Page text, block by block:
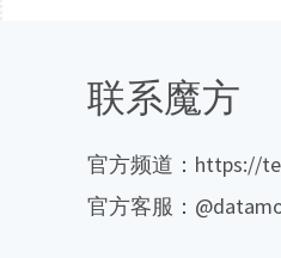
联系魔方
官方频道：https://
官方客服：